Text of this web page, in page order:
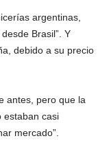
argentinas,
Brasil”. Y
debido a su precio
antes, pero que la
estaban casi
mercado”.